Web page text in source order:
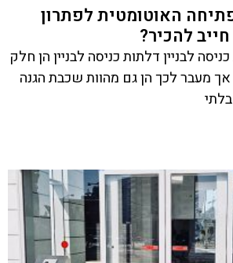
האוטומטית לפתרון
להכיר?
לבניין דלתות כניסה לבניין הן חלק
אך מעבר לכך הן גם מהוות שכבת הגנה